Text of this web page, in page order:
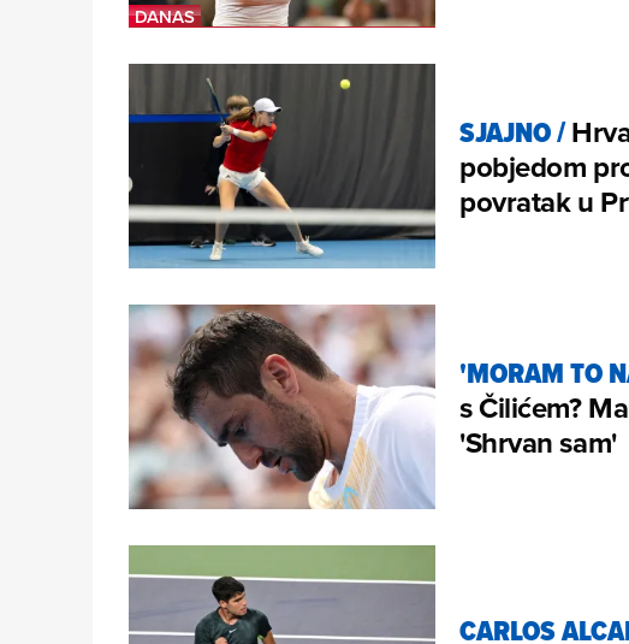
SJAJNO/
pobjedom
povratak u
'MORAM TO
s Čilićem?
'Shrvan sam'
CARLOS